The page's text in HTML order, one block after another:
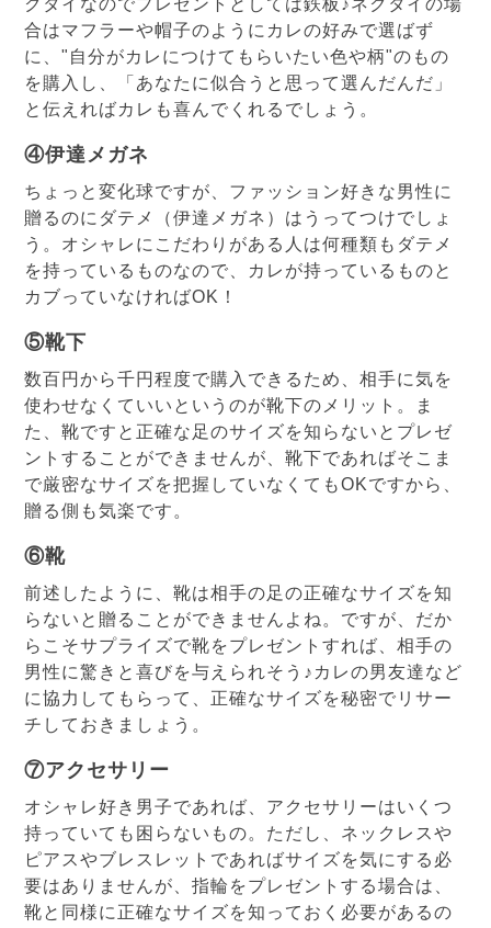
クタイなのでプレゼントとしては鉄板♪ネクタイの場
合はマフラーや帽子のようにカレの好みで選ばず
に、"自分がカレにつけてもらいたい色や柄"のもの
を購入し、「あなたに似合うと思って選んだんだ」
と伝えればカレも喜んでくれるでしょう。
④伊達メガネ
ちょっと変化球ですが、ファッション好きな男性に
贈るのにダテメ（伊達メガネ）はうってつけでしょ
う。オシャレにこだわりがある人は何種類もダテメ
を持っているものなので、カレが持っているものと
カブっていなければOK！
⑤靴下
数百円から千円程度で購入できるため、相手に気を
使わせなくていいというのが靴下のメリット。ま
た、靴ですと正確な足のサイズを知らないとプレゼ
ントすることができませんが、靴下であればそこま
で厳密なサイズを把握していなくてもOKですから、
贈る側も気楽です。
⑥靴
前述したように、靴は相手の足の正確なサイズを知
らないと贈ることができませんよね。ですが、だか
らこそサプライズで靴をプレゼントすれば、相手の
男性に驚きと喜びを与えられそう♪カレの男友達など
に協力してもらって、正確なサイズを秘密でリサー
チしておきましょう。
⑦アクセサリー
オシャレ好き男子であれば、アクセサリーはいくつ
持っていても困らないもの。ただし、ネックレスや
ピアスやブレスレットであればサイズを気にする必
要はありませんが、指輪をプレゼントする場合は、
靴と同様に正確なサイズを知っておく必要があるの